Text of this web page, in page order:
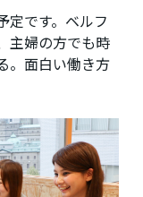
定です。ベルフ
主婦の方でも時
。面白い働き方